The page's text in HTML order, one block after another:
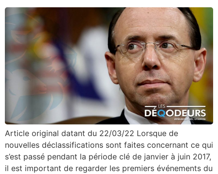
Article original datant du 22/03/22 Lorsque de
nouvelles déclassifications sont faites concernant ce qui
s’est passé pendant la période clé de janvier à juin 2017,
il est important de regarder les premiers événements du